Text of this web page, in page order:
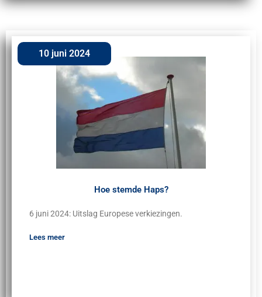
10 juni 2024
Hoe stemde Haps?
6 juni 2024: Uitslag Europese verkiezingen.
Lees meer